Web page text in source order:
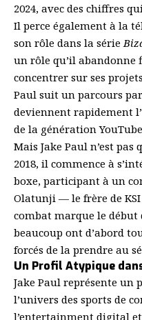
2024, avec des chiffres
Il perce également à la
son rôle dans la série
un rôle qu’il abandonne
concentrer sur ses
Paul suit un parcours
deviennent rapidement
de la génération
Mais Jake Paul n’est pas
2018, il commence à
boxe, participant à un
Olatunji — le frère de
combat marque le début
beaucoup ont d’abord
forcés de la prendre au
Un Profil Atypique
Jake Paul représente un
l’univers des sports de
l’entertainment digital